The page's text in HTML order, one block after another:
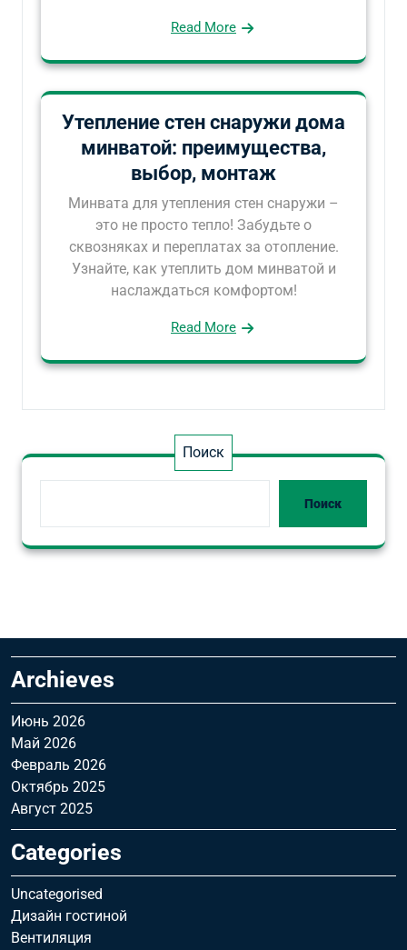
Read More
Утепление стен снаружи дома
минватой: преимущества,
выбор, монтаж
Минвата для утепления стен снаружи –
это не просто тепло! Забудьте о
сквозняках и переплатах за отопление.
Узнайте, как утеплить дом минватой и
наслаждаться комфортом!
Read More
Поиск
Поиск
Archieves
Июнь 2026
Май 2026
Февраль 2026
Октябрь 2025
Август 2025
Categories
Uncategorised
Дизайн гостиной
Вентиляция